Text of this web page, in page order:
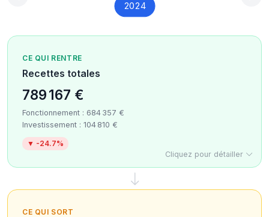
2024
CE QUI RENTRE
Recettes totales
789 167 €
Fonctionnement : 684 357 €
Investissement : 104 810 €
▼ -24.7%
Cliquez pour détailler
CE QUI SORT